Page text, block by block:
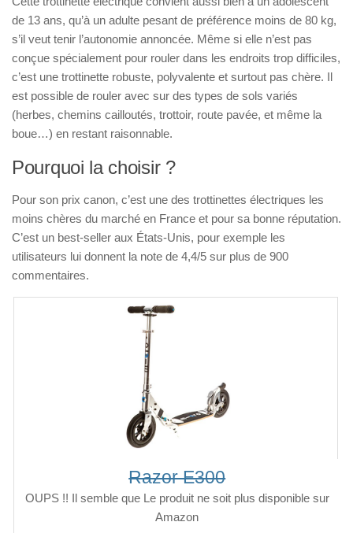
de 13 ans, qu’à un adulte pesant de préférence moins de 80 kg,
s’il veut tenir l’autonomie annoncée. Même si elle n’est pas
conçue spécialement pour rouler dans les endroits trop difficiles,
c’est une trottinette robuste, polyvalente et surtout pas chère. Il
est possible de rouler avec sur des types de sols variés
(herbes, chemins cailloutés, trottoir, route pavée, et même la
boue…) en restant raisonnable.
Pourquoi la choisir ?
Pour son prix canon, c’est une des trottinettes électriques les
moins chères du marché en France et pour sa bonne réputation.
C’est un best-seller aux États-Unis, pour exemple les
utilisateurs lui donnent la note de 4,4/5 sur plus de 900
commentaires.
Razor E300
OUPS !! Il semble que Le produit ne soit plus disponible sur
Amazon